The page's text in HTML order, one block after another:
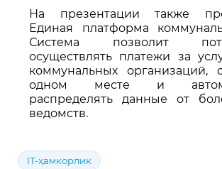
На презентации также
Единая платформа
Система позволит
осуществлять платежи за
коммунальных организаций,
одном месте и
распределять данные от
ведомств.
IT-ҳамкорлик